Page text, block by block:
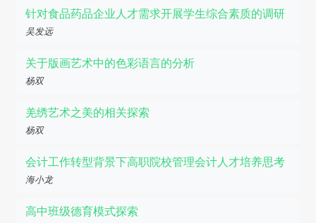
针对食品药品企业人才需求开展学生综合素质的调研
吴发远
关于版画艺术中的色彩语言的分析
杨双
羌绣艺术之美的相关探索
杨双
会计工作转型背景下高职院校管理会计人才培养思考
海小龙
高中班级德育模式探索